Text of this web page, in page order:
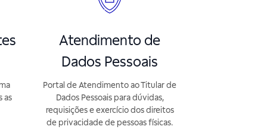
as
Atendimento de
Dados Pessoais
Portal de Atendimento ao Titular de
Dados Pessoais para dúvidas,
requisições e exercício dos direitos
de privacidade de pessoas físicas.